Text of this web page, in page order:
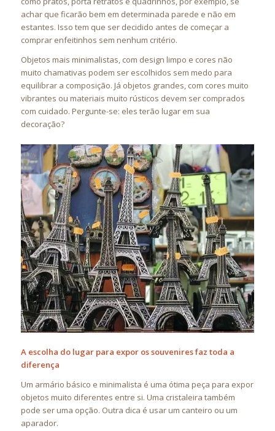
achar que ficarão bem em determinada parede e não em
estantes. Isso tem que ser decidido antes de começar a
comprar enfeitinhos sem nenhum critério.
Objetos mais minimalistas, com design limpo e cores não
muito chamativas podem ser escolhidos sem medo para
equilibrar a composição. Já objetos grandes, com cores muito
vibrantes ou materiais muito rústicos devem ser comprados
com cuidado. Pergunte-se: eles terão lugar em sua
decoração?
A escolha do lugar para expor os souvenires faz toda a
diferença
Um armário básico e minimalista é uma ótima peça para expor
objetos muito diferentes entre si. Uma cristaleira também
pode ser uma opção. Outra dica é usar um canteiro ou um
aparador.